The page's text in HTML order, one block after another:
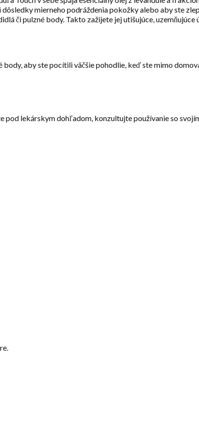
mierneho podráždenia pokožky alebo aby ste
či pulzné body. Takto zažijete jej utišujúce, uzemňujúce
aby ste pocítili väčšie pohodlie, keď ste mimo
lekárskym dohľadom, konzultujte používanie so